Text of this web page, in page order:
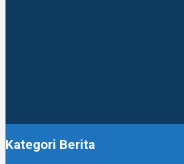
Kategori Berita